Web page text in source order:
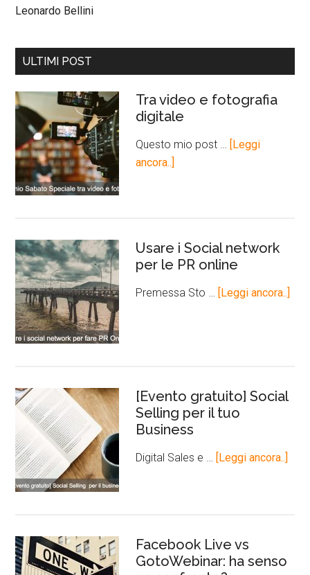
Leonardo Bellini
ULTIMI POST
Tra video e fotografia
digitale
Questo mio post …
[Leggi
ancora..]
Usare i Social network
per le PR online
Premessa Sto … [Leggi ancora..]
[Evento gratuito] Social
Selling per il tuo
Business
Digital Sales e … [Leggi ancora..]
Facebook Live vs
GotoWebinar: ha senso